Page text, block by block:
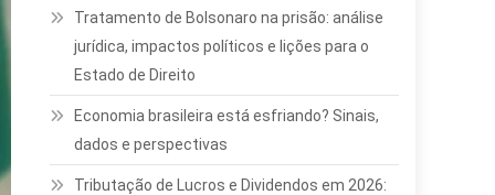
Tratamento de Bolsonaro na prisão: análise
jurídica, impactos políticos e lições para o
Estado de Direito
Economia brasileira está esfriando? Sinais,
dados e perspectivas
Tributação de Lucros e Dividendos em 2026: